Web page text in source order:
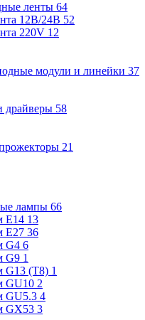
ленты 64
12В/24В 52
220V 12
модули и линейки 37
драйверы 58
21
лампы 66
E14 13
E27 36
G4 6
G9 1
G13 (Т8) 1
GU10 2
GU5.3 4
GX53 3